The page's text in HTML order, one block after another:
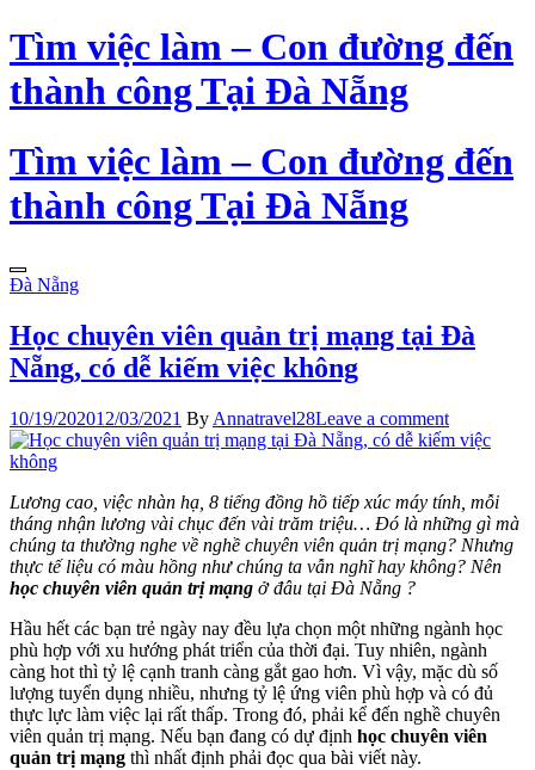
Skip
to
the
content
Tìm việc làm – Con đường đến
thành công Tại Đà Nẵng
Tìm việc làm – Con đường đến
thành công Tại Đà Nẵng
Đà Nẵng
Học chuyên viên quản trị mạng tại Đà
Nẵng, có dễ kiếm việc không
10/19/202012/03/2021 By Annatravel28Leave a comment
Lương cao, việc nhàn hạ, 8 tiếng đồng hồ tiếp xúc máy tính, mỗi
tháng nhận lương vài chục đến vài trăm triệu… Đó là những gì mà
chúng ta thường nghe về nghề chuyên viên quản trị mạng? Nhưng
thực tế liệu có màu hồng như chúng ta vẫn nghĩ hay không? Nên
học chuyên viên quản trị mạng ở đâu tại Đà Nẵng ?
Hầu hết các bạn trẻ ngày nay đều lựa chọn một những ngành học
phù hợp với xu hướng phát triển của thời đại. Tuy nhiên, ngành
càng hot thì tỷ lệ cạnh tranh càng gắt gao hơn. Vì vậy, mặc dù số
lượng tuyển dụng nhiều, nhưng tỷ lệ ứng viên phù hợp và có đủ
thực lực làm việc lại rất thấp. Trong đó, phải kể đến nghề chuyên
viên quản trị mạng. Nếu bạn đang có dự định học chuyên viên
quản trị mạng thì nhất định phải đọc qua bài viết này.